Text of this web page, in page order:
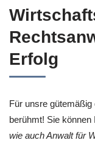
Erfolg
Für unsre
berühmt! Sie können
wie auch Anwalt für